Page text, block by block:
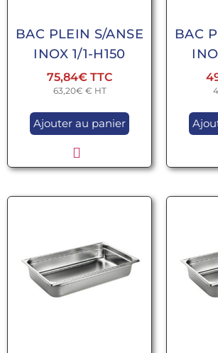
BAC PLEIN S/ANSE
INOX 1/1-H150
75,84€
63,20€ € HT
Ajouter au panier
BAC